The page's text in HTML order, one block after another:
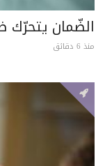
الضّمان يتحرّك
منذ 6 دقائق